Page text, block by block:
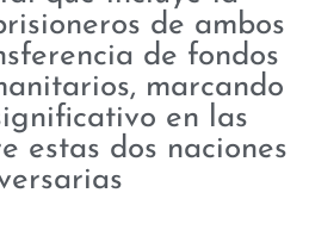
de ambos
de fondos
marcando
en las
estas dos naciones